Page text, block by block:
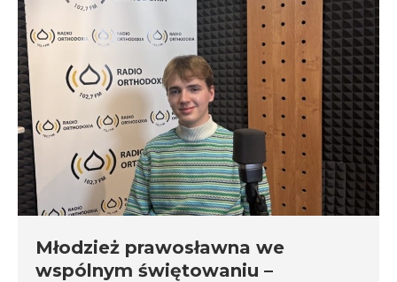
Młodzież prawosławna we
wspólnym świętowaniu –